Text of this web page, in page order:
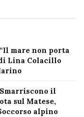
“Il mare non porta
Lina Colacillo
Smarriscono il
sul Matese,
alpino